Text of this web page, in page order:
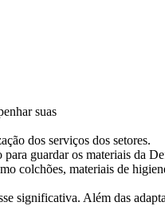
suas
dos serviços dos setores.
guardar os materiais da
colchões, materiais de
significativa. Além das